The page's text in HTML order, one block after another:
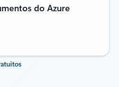
do Azure